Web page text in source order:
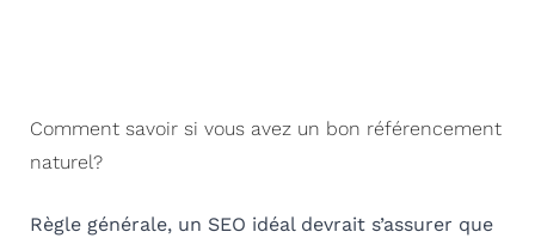
Comment savoir si vous avez un bon référencement
naturel?
Règle générale, un SEO idéal devrait s’assurer que